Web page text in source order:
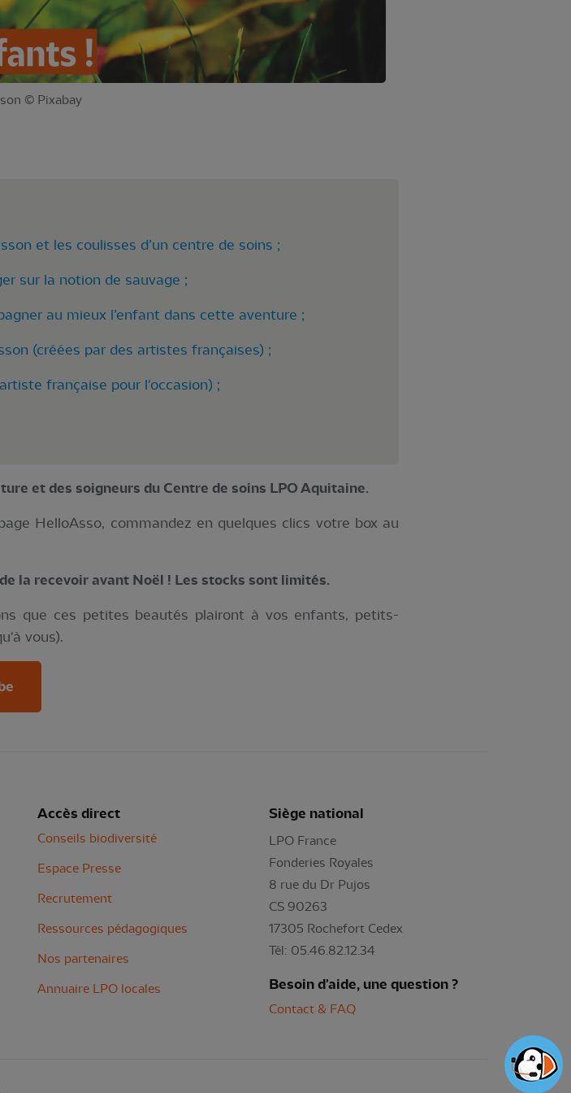
© Pixabay
et les coulisses d’un centre de soins ;
sur la notion de sauvage ;
au mieux l’enfant dans cette aventure ;
(créées par des artistes françaises) ;
française pour l'occasion) ;
et des soigneurs du Centre de soins LPO Aquitaine.
HelloAsso, commandez en quelques clics votre box au
la recevoir avant Noël ! Les stocks sont limités.
que ces petites beautés plairont à vos enfants, petits-
vous).
Accès direct
Conseils biodiversité
Espace Presse
Recrutement
Ressources pédagogiques
Nos partenaires
Annuaire LPO locales
Siège national
LPO France
Fonderies Royales
8 rue du Dr Pujos
CS 90263
17305 Rochefort Cedex
Tél: 05.46.82.12.34
Besoin d'aide, une question ?
Contact & FAQ